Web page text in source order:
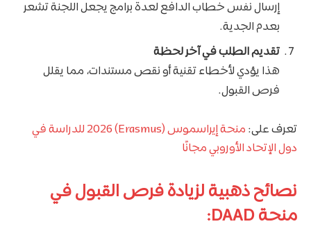
إرسال نفس خطاب الدافع لعدة برامج يجعل اللجنة تشعر
بعدم الجدية.
تقديم الطلب في آخر لحظة
هذا يؤدي لأخطاء تقنية أو نقص مستندات، مما يقلل
فرص القبول.
تعرف على:
منحة إيراسموس (Erasmus) 2026 للدراسة في
دول الإتحاد الأوروبي مجانًا
نصائح ذهبية لزيادة فرص القبول في
منحة DAAD: